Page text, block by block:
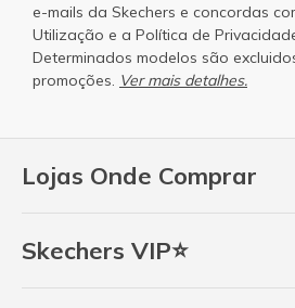
Lojas Onde Comprar
Skechers VIP⭐
e-mails da Skechers e concordas
Utilização e a Política de
Determinados modelos são
promoções. Ver mais detalhes.